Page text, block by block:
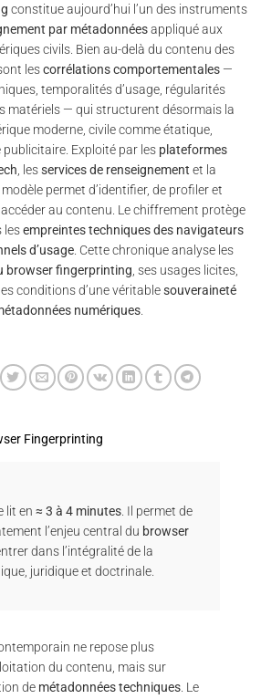
constitue aujourd’hui l’un des instruments
par métadonnéesappliqué aux
civils. Bien au-delà du contenu des
lescorrélations comportementales —
temporalités d’usage, régularités
matériels — qui structurent désormais la
moderne, civile comme étatique,
Exploité par les plateformes
, lesservices de renseignement et la
modèle permet d’identifier, de profiler et
au contenu. Le chiffrement protège
lesempreintes techniques des navigateurs
d’usage. Cette chronique analyse les
browser fingerprinting , ses usages licites,
conditions d’une véritablesouveraineté
numériques.
Fingerprinting
lit en≈ 3 à 4 minutes . Il permet de
l’enjeu central du browser
dans l’intégralité de la
juridique et doctrinale.
ne repose plus
du contenu, mais sur
de métadonnées techniques. Le